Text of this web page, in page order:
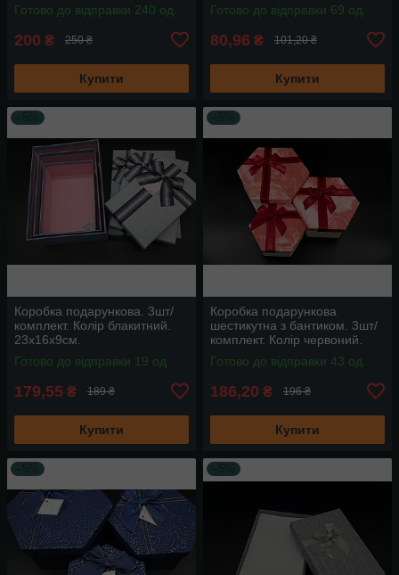
Готово до відправки 240 од.
200 ₴ 250 ₴
Купити
Готово до відправки 69 од.
80,96 ₴ 101,20 ₴
Купити
Коробка подарункова. 3шт/
комплект. Колір блакитний.
23х16х9см.
Готово до відправки 19 од.
179,55 ₴ 189 ₴
Купити
Коробка подарункова
шестикутна з бантиком. 3шт/
комплект. Колір червоний.
19х10см
Готово до відправки 43 од.
186,20 ₴ 196 ₴
Купити